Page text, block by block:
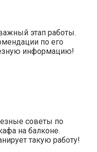
этап работы.
по его
информацию!
советы по
на балконе.
такую работу!